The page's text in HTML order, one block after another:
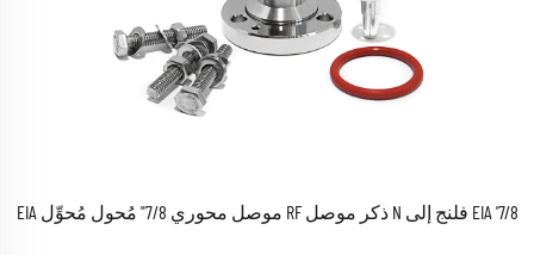
7/8' EIA فلنج إلى N ذكر موصل RF موصل محوري 7/8" مُحول مُحوِّل EIA